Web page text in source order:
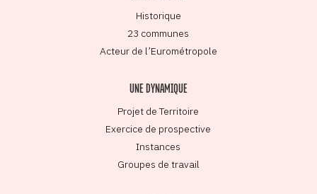
Historique
23 communes
Acteur de l’Eurométropole
UNE DYNAMIQUE
Projet de Territoire
Exercice de prospective
Instances
Groupes de travail